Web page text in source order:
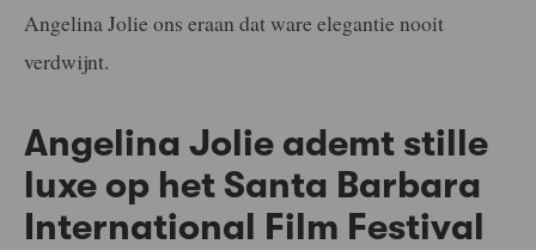
Angelina Jolie ons eraan dat ware elegantie nooit
verdwijnt.
Angelina Jolie ademt stille
luxe op het Santa Barbara
International Film Festival